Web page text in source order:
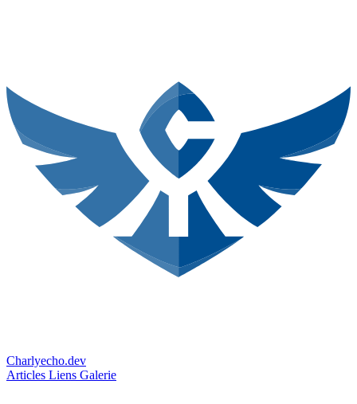
Charlyecho.dev
Articles Liens Galerie